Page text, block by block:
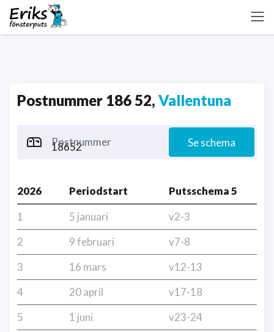
Postnummer 186 52, Vallentuna
Postnummer Se schema
2026 Periodstart
Putsschema 5
1
5 januari
v2-3
2
9 februari
v7-8
3
16 mars
v12-13
4
20 april
v17-18
5
1 juni
v23-24